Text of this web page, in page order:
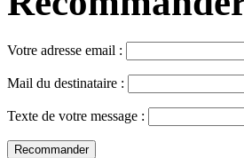
Votre adresse email :
Mail du destinataire :
Texte de votre message :